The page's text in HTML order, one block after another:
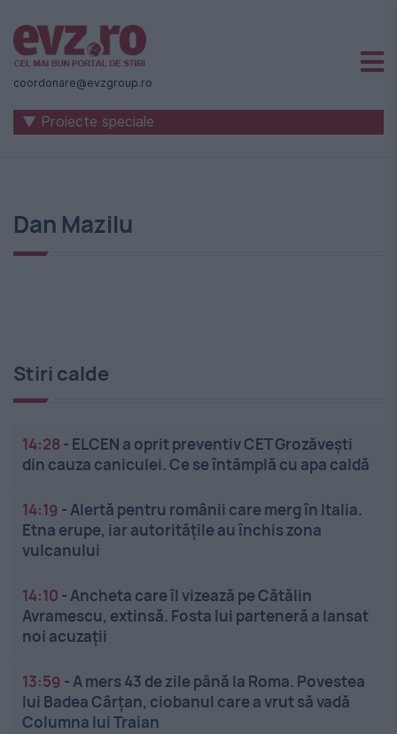
Știri
naționale
internaționale
-
Evenimentul
coordonare@evzgroup.ro
▼ Proiecte speciale
Dan Mazilu
Stiri calde
14:28 - ELCEN a oprit preventiv CET Grozăveşti
din cauza caniculei. Ce se întâmplă cu apa caldă
14:19 -Alertă pentru românii care merg în Italia.
Etna erupe, iar autoritățile au închis zona
vulcanului
14:10 -Ancheta care îl vizează pe Cătălin
Avramescu, extinsă. Fosta lui parteneră a lansat
noi acuzații
13:59 -A mers 43 de zile până la Roma. Povestea
lui Badea Cârțan, ciobanul care a vrut să vadă
Columna lui Traian